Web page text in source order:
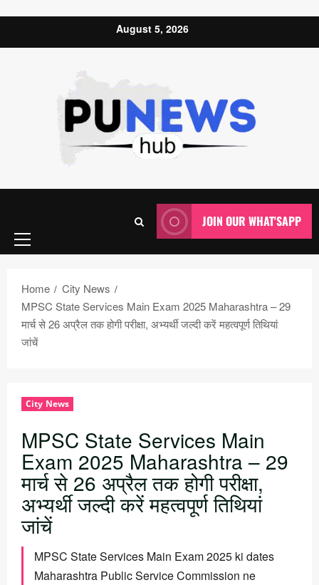
August 5, 2026
JOIN OUR WHAT'SAPP
Home
City News
MPSC State Services Main Exam 2025 Maharashtra – 29
मार्च से 26 अप्रैल तक होगी परीक्षा, अभ्यर्थी जल्दी करें महत्वपूर्ण तिथियां
जांचें
City News
MPSC State Services Main
Exam 2025 Maharashtra – 29
मार्च से 26 अप्रैल तक होगी परीक्षा,
अभ्यर्थी जल्दी करें महत्वपूर्ण तिथियां
जांचें
MPSC State Services Main Exam 2025 ki dates
Maharashtra Public Service Commission ne